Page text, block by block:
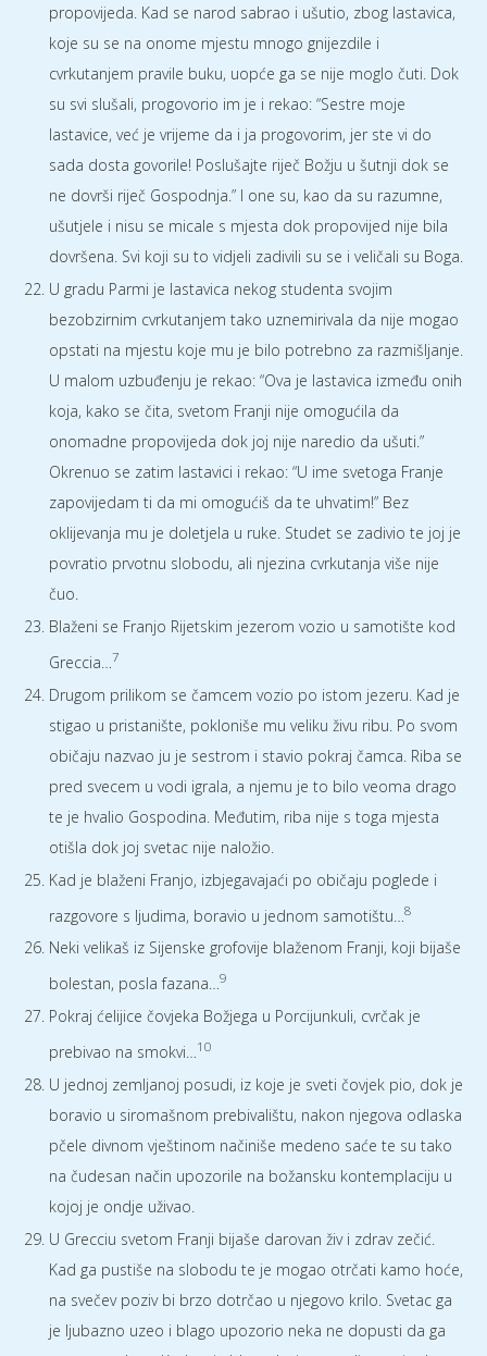
propovijeda. Kad se narod sabrao i ušutio, zbog lastavica,
koje su se na onome mjestu mnogo gnijezdile i
cvrkutanjem pravile buku, uopće ga se nije moglo čuti. Dok
su svi slušali, progovorio im je i rekao: “Sestre moje
lastavice, već je vrijeme da i ja progovorim, jer ste vi do
sada dosta govorile! Poslušajte riječ Božju u šutnji dok se
ne dovrši riječ Gospodnja.” I one su, kao da su razumne,
ušutjele i nisu se micale s mjesta dok propovijed nije bila
dovršena. Svi koji su to vidjeli zadivili su se i veličali su Boga.
U gradu Parmi je lastavica nekog studenta svojim
bezobzirnim cvrkutanjem tako uznemirivala da nije mogao
opstati na mjestu koje mu je bilo potrebno za razmišljanje.
U malom uzbuđenju je rekao: “Ova je lastavica između onih
koja, kako se čita, svetom Franji nije omogućila da
onomadne propovijeda dok joj nije naredio da ušuti.”
Okrenuo se zatim lastavici i rekao: “U ime svetoga Franje
zapovijedam ti da mi omogućiš da te uhvatim!” Bez
oklijevanja mu je doletjela u ruke. Studet se zadivio te joj je
povratio prvotnu slobodu, ali njezina cvrkutanja više nije
čuo.
Blaženi se Franjo Rijetskim jezerom vozio u samotište kod
Greccia…
7
Drugom prilikom se čamcem vozio po istom jezeru. Kad je
stigao u pristanište, pokloniše mu veliku živu ribu. Po svom
običaju nazvao ju je sestrom i stavio pokraj čamca. Riba se
pred svecem u vodi igrala, a njemu je to bilo veoma drago
te je hvalio Gospodina. Međutim, riba nije s toga mjesta
otišla dok joj svetac nije naložio.
Kad je blaženi Franjo, izbjegavajaći po običaju poglede i
razgovore s ljudima, boravio u jednom samotištu…
8
Neki velikaš iz Sijenske grofovije blaženom Franji, koji bijaše
bolestan, posla fazana…9
Pokraj ćelijice čovjeka Božjega u Porcijunkuli, cvrčak je
prebivao na smokvi…
10
U jednoj zemljanoj posudi, iz koje je sveti čovjek pio, dok je
boravio u siromašnom prebivalištu, nakon njegova odlaska
pčele divnom vještinom načiniše medeno saće te su tako
na čudesan način upozorile na božansku kontemplaciju u
kojoj je ondje uživao.
U Grecciu svetom Franji bijaše darovan živ i zdrav zečić.
Kad ga pustiše na slobodu te je mogao otrčati kamo hoće,
na svečev poziv bi brzo dotrčao u njegovo krilo. Svetac ga
je ljubazno uzeo i blago upozorio neka ne dopusti da ga